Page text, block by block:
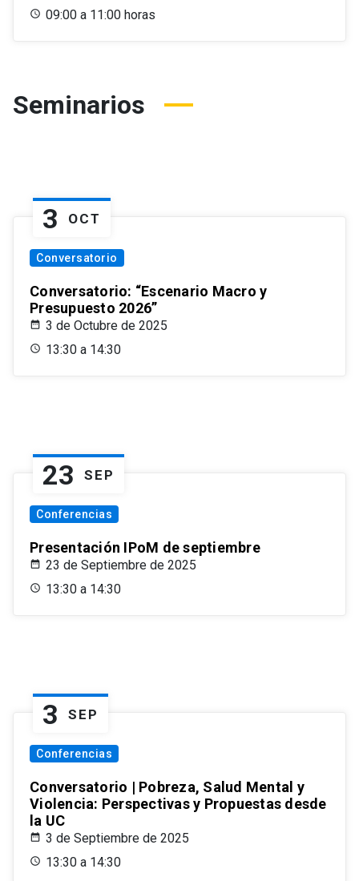
09:00 a 11:00 horas
Seminarios
3 OCT
Conversatorio
Conversatorio: “Escenario Macro y
Presupuesto 2026”
3 de Octubre de 2025
13:30 a 14:30
23 SEP
Conferencias
Presentación IPoM de septiembre
23 de Septiembre de 2025
13:30 a 14:30
3 SEP
Conferencias
Conversatorio | Pobreza, Salud Mental y
Violencia: Perspectivas y Propuestas desde
la UC
3 de Septiembre de 2025
13:30 a 14:30